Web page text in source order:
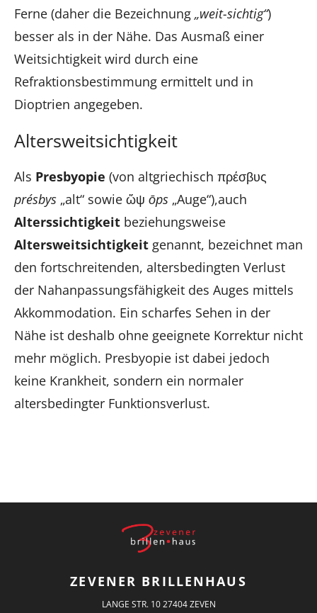
Ferne (daher die Bezeichnung „weit-sichtig“)
besser als in der Nähe. Das Ausmaß einer
Weitsichtigkeit wird durch eine
Refraktionsbestimmung ermittelt und in
Dioptrien angegeben.
Altersweitsichtigkeit
Als Presbyopie (von altgriechisch πρέσβυς
présbys „alt“ sowie ὤψ ōps „Auge“),auch
Alterssichtigkeit beziehungsweise
Altersweitsichtigkeit genannt, bezeichnet man
den fortschreitenden, altersbedingten Verlust
der Nahanpassungsfähigkeit des Auges mittels
Akkommodation. Ein scharfes Sehen in der
Nähe ist deshalb ohne geeignete Korrektur nicht
mehr möglich. Presbyopie ist dabei jedoch
keine Krankheit, sondern ein normaler
altersbedingter Funktionsverlust.
ZEVENER BRILLENHAUS
LANGE STR. 10 27404 ZEVEN